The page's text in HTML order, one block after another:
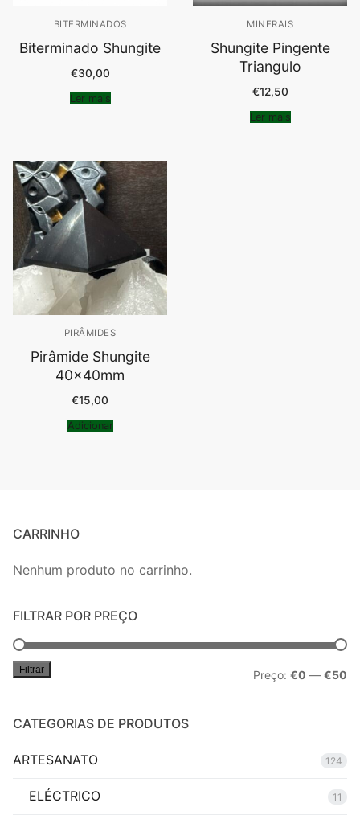
BITERMINADOS
Biterminado Shungite
€30,00
Ler mais
MINERAIS
Shungite Pingente
Triangulo
€12,50
Ler mais
PIRÂMIDES
Pirâmide Shungite
40x40mm
€15,00
Adicionar
CARRINHO
Nenhum produto no carrinho.
FILTRAR POR PREÇO
Filtrar Preço: €0 — €50
CATEGORIAS DE PRODUTOS
ARTESANATO 124
ELÉCTRICO 11